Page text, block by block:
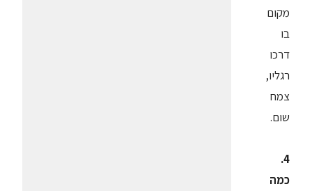
מקום
בו
דרכו
רגליו,
צמח
שום.
4.
כמה